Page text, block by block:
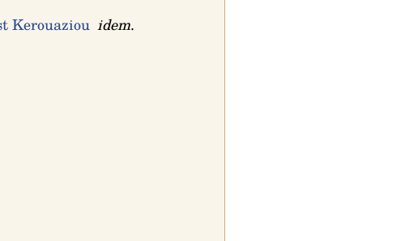
Kerouaziou idem.